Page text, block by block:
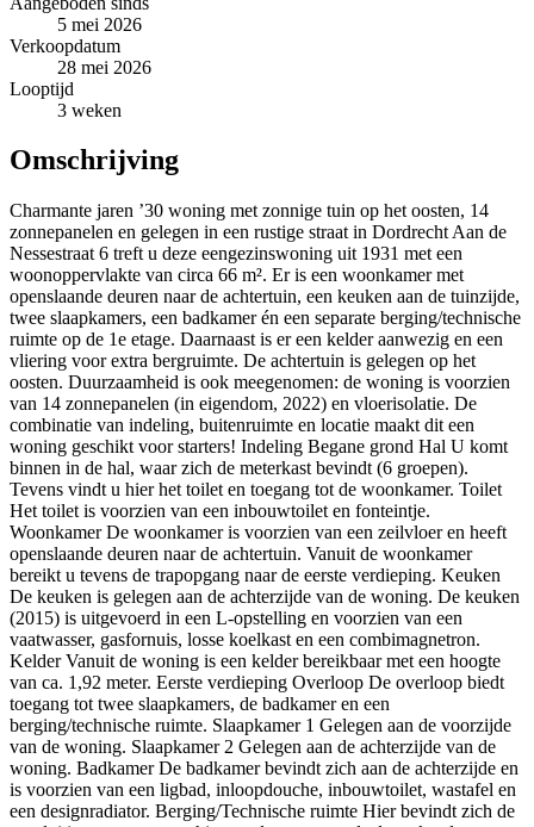
5 mei 2026
Verkoopdatum
28 mei 2026
Looptijd
3 weken
Omschrijving
Charmante jaren ’30 woning met zonnige tuin op het oosten, 14
zonnepanelen en gelegen in een rustige straat in Dordrecht Aan de
Nessestraat 6 treft u deze eengezinswoning uit 1931 met een
woonoppervlakte van circa 66 m². Er is een woonkamer met
openslaande deuren naar de achtertuin, een keuken aan de tuinzijde,
twee slaapkamers, een badkamer én een separate berging/technische
ruimte op de 1e etage. Daarnaast is er een kelder aanwezig en een
vliering voor extra bergruimte. De achtertuin is gelegen op het
oosten. Duurzaamheid is ook meegenomen: de woning is voorzien
van 14 zonnepanelen (in eigendom, 2022) en vloerisolatie. De
combinatie van indeling, buitenruimte en locatie maakt dit een
woning geschikt voor starters! Indeling Begane grond Hal U komt
binnen in de hal, waar zich de meterkast bevindt (6 groepen).
Tevens vindt u hier het toilet en toegang tot de woonkamer. Toilet
Het toilet is voorzien van een inbouwtoilet en fonteintje.
Woonkamer De woonkamer is voorzien van een zeilvloer en heeft
openslaande deuren naar de achtertuin. Vanuit de woonkamer
bereikt u tevens de trapopgang naar de eerste verdieping. Keuken
De keuken is gelegen aan de achterzijde van de woning. De keuken
(2015) is uitgevoerd in een L-opstelling en voorzien van een
vaatwasser, gasfornuis, losse koelkast en een combimagnetron.
Kelder Vanuit de woning is een kelder bereikbaar met een hoogte
van ca. 1,92 meter. Eerste verdieping Overloop De overloop biedt
toegang tot twee slaapkamers, de badkamer en een
berging/technische ruimte. Slaapkamer 1 Gelegen aan de voorzijde
van de woning. Slaapkamer 2 Gelegen aan de achterzijde van de
woning. Badkamer De badkamer bevindt zich aan de achterzijde en
is voorzien van een ligbad, inloopdouche, inbouwtoilet, wastafel en
een designradiator. Berging/Technische ruimte Hier bevindt zich de